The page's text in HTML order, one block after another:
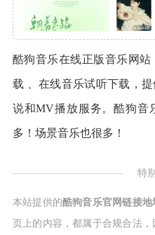
酷狗音乐在线正版音乐网
载 、在线音乐试听下载，
说和MV播放服务。酷狗音
多！场景音乐也很多！
特
本站提供的酷狗音乐官网链接地
页上的内容，都属于合规合法